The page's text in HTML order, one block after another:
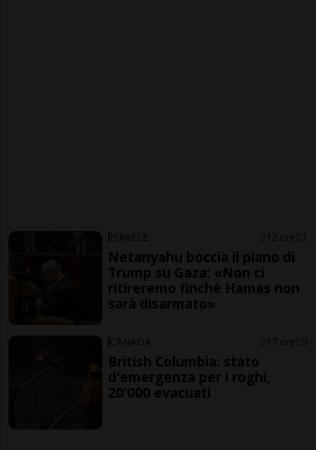
ISRAELE 12 ore 1
Netanyahu boccia il piano di
Trump su Gaza: «Non ci
ritireremo finché Hamas non
sarà disarmato»
CANADA 17 ore 9
British Columbia: stato
d'emergenza per i roghi,
20'000 evacuati